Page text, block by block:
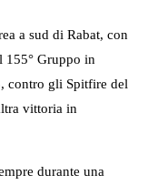
a sud di Rabat, con
155° Gruppo in
contro gli Spitfire del
vittoria in
durante una